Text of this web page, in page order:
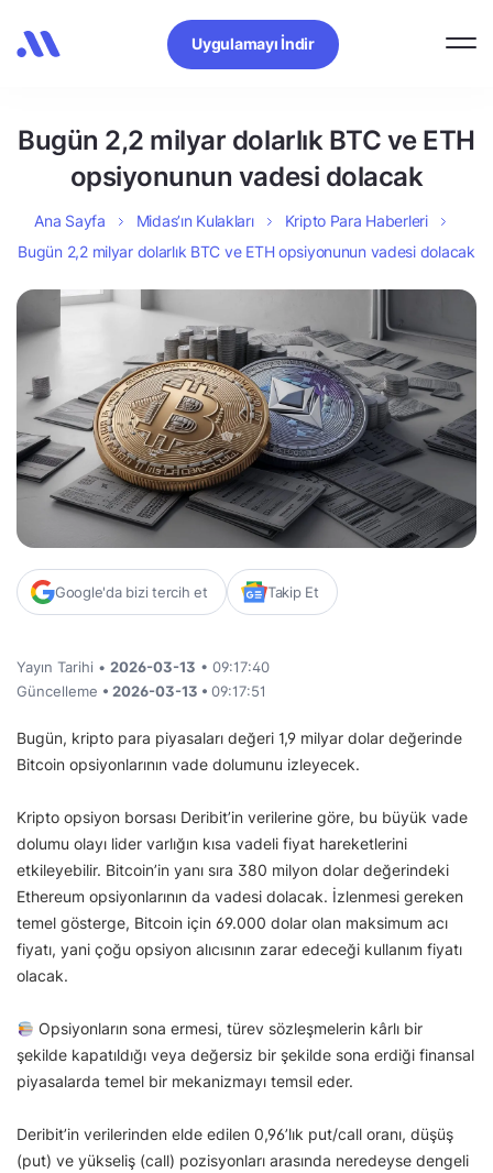
Uygulamayı İndir
Bugün 2,2 milyar dolarlık BTC ve ETH
opsiyonunun vadesi dolacak
Ana Sayfa Midas’ın Kulakları
Kripto Para Haberleri
Bugün 2,2 milyar dolarlık BTC ve ETH opsiyonunun vadesi dolacak
Google'da bizi tercih et Takip Et
Yayın Tarihi • 2026-03-13 • 09:17:40
Güncelleme • 2026-03-13 • 09:17:51
Bugün, kripto para piyasaları değeri 1,9 milyar dolar değerinde
Bitcoin opsiyonlarının vade dolumunu izleyecek.
Kripto opsiyon borsası Deribit’in verilerine göre, bu büyük vade
dolumu olayı lider varlığın kısa vadeli fiyat hareketlerini
etkileyebilir. Bitcoin’in yanı sıra 380 milyon dolar değerindeki
Ethereum opsiyonlarının da vadesi dolacak. İzlenmesi gereken
temel gösterge, Bitcoin için 69.000 dolar olan maksimum acı
fiyatı, yani çoğu opsiyon alıcısının zarar edeceği kullanım fiyatı
olacak.
Opsiyonların sona ermesi, türev sözleşmelerin kârlı bir
şekilde kapatıldığı veya değersiz bir şekilde sona erdiği finansal
piyasalarda temel bir mekanizmayı temsil eder.
Deribit’in verilerinden elde edilen 0,96’lık put/call oranı, düşüş
(put) ve yükseliş (call) pozisyonları arasında neredeyse dengeli